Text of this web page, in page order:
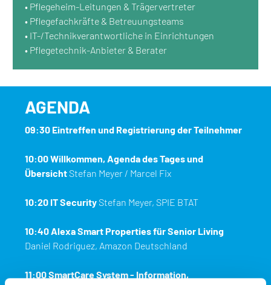
• Pflegeheim-Leitungen & Trägervertreter
• Pflegefachkräfte & Betreuungsteams
• IT-/Technikverantwortliche in Einrichtungen
• Pflegetechnik-Anbieter & Berater
AGENDA
09:30 Eintreffen und Registrierung der Teilnehmer
10:00 Willkommen, Agenda des Tages und
Übersicht Stefan Meyer / Marcel Fix
10:20 IT Security Stefan Meyer, SPIE BTAT
10:40 Alexa Smart Properties für Senior Living
Daniel Rodriguez, Amazon Deutschland
11:00 SmartCare System - Information,